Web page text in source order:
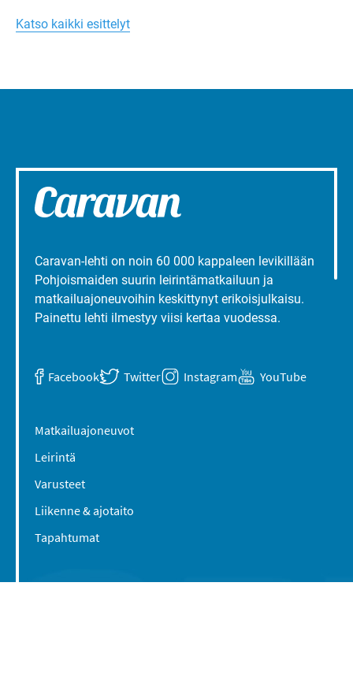
Turun
liepeillä
Katso kaikki esittelyt
Caravan-lehti on noin 60 000 kappaleen levikillään
Pohjoismaiden suurin leirintämatkailuun ja
matkailuajoneuvoihin keskittynyt erikoisjulkaisu.
Painettu lehti ilmestyy viisi kertaa vuodessa.
Facebook Twitter Instagram YouTube
Matkailuajoneuvot
Leirintä
Varusteet
Liikenne & ajotaito
Tapahtumat